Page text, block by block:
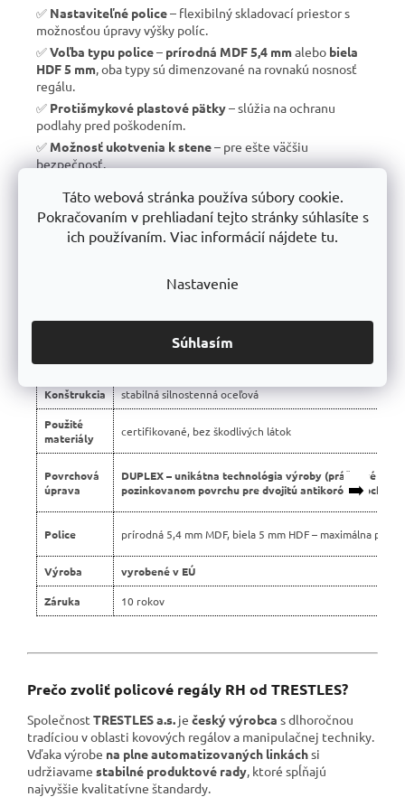
Táto webová stránka používa súbory cookie.
Pokračovaním v prehliadaní tejto stránky súhlasíte s
ich používaním. Viac informácií nájdete tu.
Nastavenie
Súhlasím
✅ Nastaviteľné police– flexibilný skladovací priestor s
možnosťou úpravy výšky políc.
✅Voľba typu police– prírodná MDF 5,4 mmalebo biela
HDF 5 mm , oba typy sú dimenzované na rovnakú nosnosť
regálu.
✅ Protišmykové plastové pätky– slúžia na ochranu
podlahy pred poškodením.
✅ Možnosť ukotvenia k stene– pre ešte väčšiu
bezpečnosť.
výroba s dlhou životnosťou.
✅10 rokov záruka– dôkaz kvality a dlhodobej odolnosti.
➡️
regály Trestles RH 🏆
Montáž bezskrutková – jednoduchá
Konštrukcia stabilná silnostenná oceľová
Použité
materiály
certifikované, bez škodlivých látok
Povrchová
úprava
DUPLEX – unikátna technológia výroby (práškové
pozinkovanom povrchu pre dvojitú antikoróznu
Police prírodná 5,4 mm MDF, biela 5 mm HDF – maximálna
Výroba vyrobené v EÚ
Záruka 10 rokov
Prečo zvoliť policové regály RH od TRESTLES?
Společnost TRESTLES a.s. je český výrobca s dlhoročnou
tradíciou v oblasti kovových regálov a manipulačnej techniky.
Vďaka výrobe na plne automatizovaných linkáchsi
udržiavame stabilné produktové rady , ktoré spĺňajú
najvyššie kvalitatívne štandardy.